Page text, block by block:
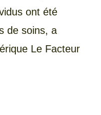
ont été
de soins, a
Le Facteur